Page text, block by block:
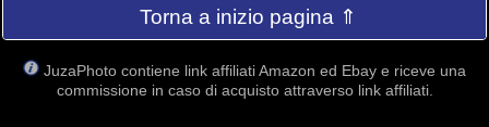
Torna a inizio pagina ⇑
JuzaPhoto contiene link affiliati Amazon ed Ebay e riceve una
commissione in caso di acquisto attraverso link affiliati.